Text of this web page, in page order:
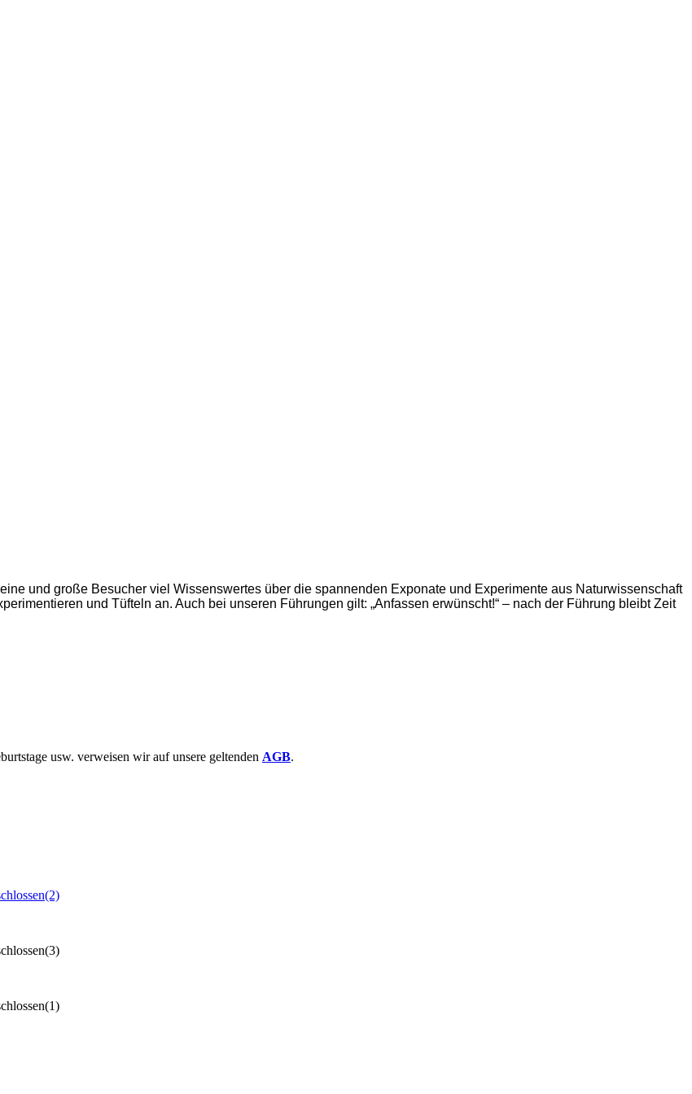
und große Besucher viel Wissenswertes über die spannenden Exponate und Experimente aus Naturwissenschaft
und Tüfteln an. Auch bei unseren Führungen gilt: „Anfassen erwünscht!“ – nach der Führung bleibt Zeit
usw. verweisen wir auf unsere geltenden AGB.